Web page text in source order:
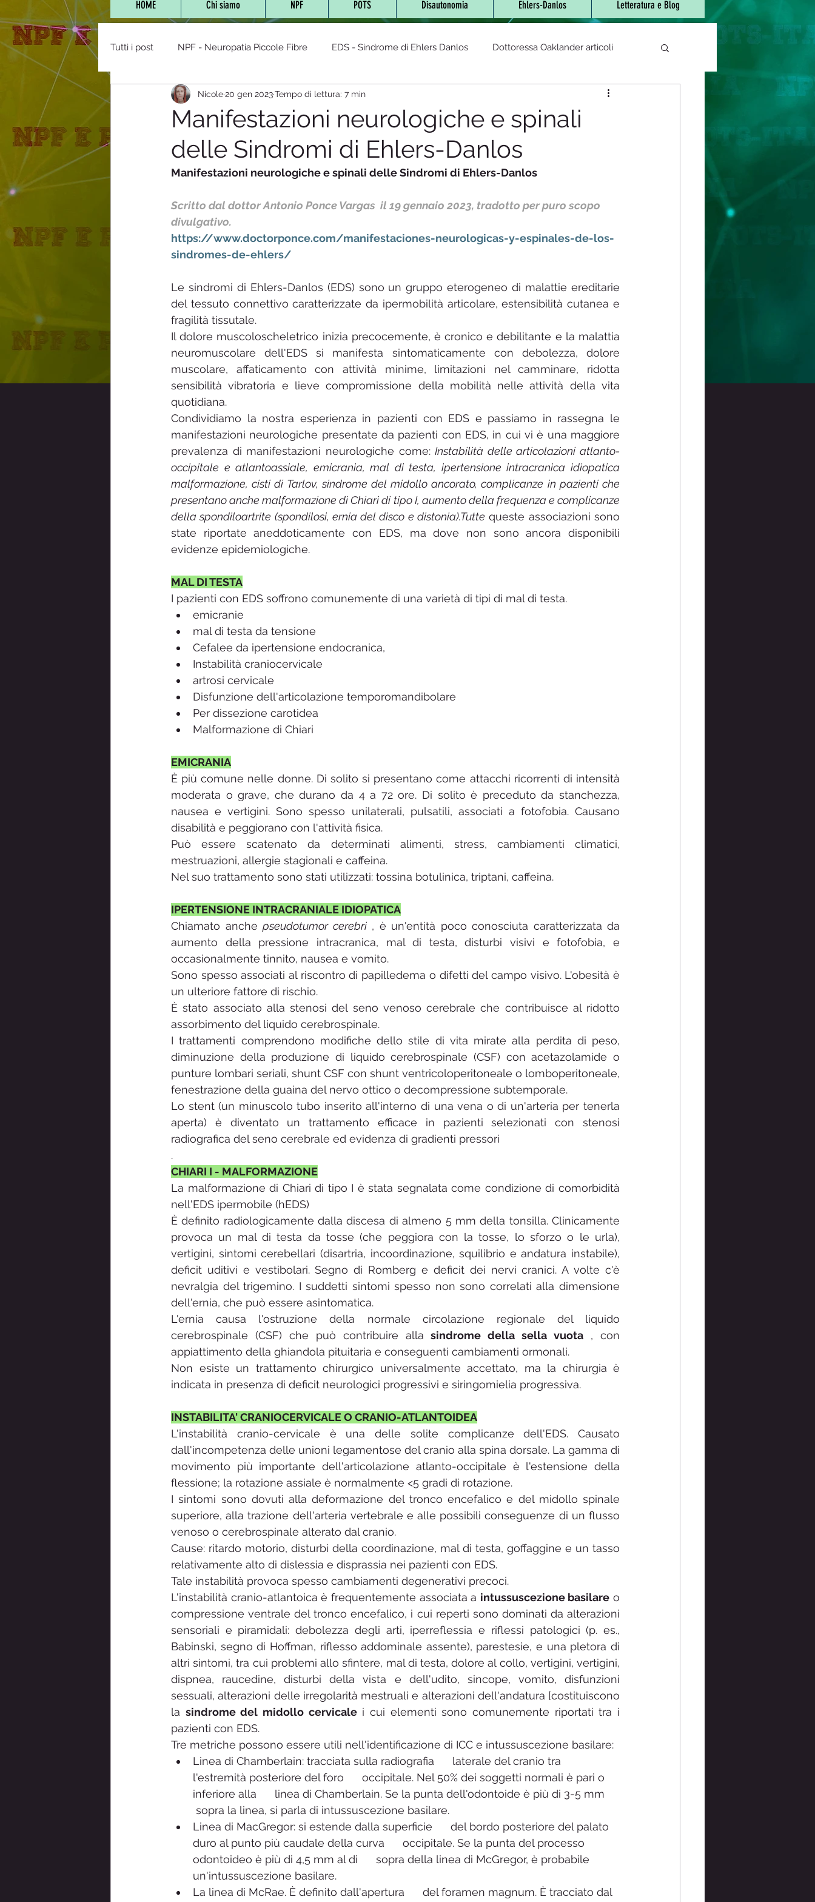
HOME Chi siamo NPF POTS Disautonomia Ehlers-Danlos Letteratura e Blog
Tutti i post NPF - Neuropatia Piccole Fibre EDS - Sindrome di Ehlers Danlos Dottoressa Oaklander articoli
Vaccini,farmaci e NPF POTS - Sindrome da Tachicardia post
NPF e Bambini Stanchezza cronica Lyme (Neuro Borreliosi) Glutine Sindrome bocca urente
mitocondriopatie Staff LES-Lupus eritematoso sistemico Diabete Cannabis terapeutica Covid-19
Sindrome Raynaud Sensibilità chimica multipla MCS MCAS Cistite interstiziale
ainpf- Associazione Italiana Neurop
Manifestazioni neurologiche e spinali
delle Sindromi di Ehlers-Danlos
Nicole20 gen 2023Tempo di lettura: 7 min
Manifestazioni neurologiche e spinali delle Sindromi di Ehlers-Danlos
Scritto dal dottor Antonio Ponce Vargas il 19 gennaio 2023, tradotto per puro scopo
divulgativo.
https://www.doctorponce.com/manifestaciones-neurologicas-y-espinales-de-los-
sindromes-de-ehlers/
Le sindromi di Ehlers-Danlos (EDS) sono un gruppo eterogeneo di malattie ereditarie
del tessuto connettivo caratterizzate da ipermobilità articolare, estensibilità cutanea e
fragilità tissutale.
Il dolore muscoloscheletrico inizia precocemente, è cronico e debilitante e la malattia
neuromuscolare dell'EDS si manifesta sintomaticamente con debolezza, dolore
muscolare, affaticamento con attività minime, limitazioni nel camminare, ridotta
sensibilità vibratoria e lieve compromissione della mobilità nelle attività della vita
quotidiana.
Condividiamo la nostra esperienza in pazienti con EDS e passiamo in rassegna le
manifestazioni neurologiche presentate da pazienti con EDS, in cui vi è una maggiore
prevalenza di manifestazioni neurologiche come: Instabilità delle articolazioni atlanto-
occipitale e atlantoassiale, emicrania, mal di testa, ipertensione intracranica idiopatica
malformazione, cisti di Tarlov, sindrome del midollo ancorato, complicanze in pazienti che
presentano anche malformazione di Chiari di tipo I, aumento della frequenza e complicanze
della spondiloartrite (spondilosi, ernia del disco e distonia).Tutte queste associazioni sono
state riportate aneddoticamente con EDS, ma dove non sono ancora disponibili
evidenze epidemiologiche.
MAL DI TESTA
I pazienti con EDS soffrono comunemente di una varietà di tipi di mal di testa.
emicranie
mal di testa da tensione
Cefalee da ipertensione endocranica,
Instabilità craniocervicale
artrosi cervicale
Disfunzione dell'articolazione temporomandibolare
Per dissezione carotidea
Malformazione di Chiari
EMICRANIA
È più comune nelle donne. Di solito si presentano come attacchi ricorrenti di intensità
moderata o grave, che durano da 4 a 72 ore. Di solito è preceduto da stanchezza,
nausea e vertigini. Sono spesso unilaterali, pulsatili, associati a fotofobia. Causano
disabilità e peggiorano con l'attività fisica.
Può essere scatenato da determinati alimenti, stress, cambiamenti climatici,
mestruazioni, allergie stagionali e caffeina.
Nel suo trattamento sono stati utilizzati: tossina botulinica, triptani, caffeina.
IPERTENSIONE INTRACRANIALE IDIOPATICA
Chiamato anche pseudotumor cerebri , è un'entità poco conosciuta caratterizzata da
aumento della pressione intracranica, mal di testa, disturbi visivi e fotofobia, e
occasionalmente tinnito, nausea e vomito.
Sono spesso associati al riscontro di papilledema o difetti del campo visivo. L'obesità è
un ulteriore fattore di rischio.
È stato associato alla stenosi del seno venoso cerebrale che contribuisce al ridotto
assorbimento del liquido cerebrospinale.
I trattamenti comprendono modifiche dello stile di vita mirate alla perdita di peso,
diminuzione della produzione di liquido cerebrospinale (CSF) con acetazolamide o
punture lombari seriali, shunt CSF con shunt ventricoloperitoneale o lomboperitoneale,
fenestrazione della guaina del nervo ottico o decompressione subtemporale.
Lo stent (un minuscolo tubo inserito all'interno di una vena o di un'arteria per tenerla
aperta) è diventato un trattamento efficace in pazienti selezionati con stenosi
radiografica del seno cerebrale ed evidenza di gradienti pressori
.
CHIARI I - MALFORMAZIONE
La malformazione di Chiari di tipo I è stata segnalata come condizione di comorbidità
nell'EDS ipermobile (hEDS)
È definito radiologicamente dalla discesa di almeno 5 mm della tonsilla. Clinicamente
provoca un mal di testa da tosse (che peggiora con la tosse, lo sforzo o le urla),
vertigini, sintomi cerebellari (disartria, incoordinazione, squilibrio e andatura instabile),
deficit uditivi e vestibolari. Segno di Romberg e deficit dei nervi cranici. A volte c'è
nevralgia del trigemino. I suddetti sintomi spesso non sono correlati alla dimensione
dell'ernia, che può essere asintomatica.
L'ernia causa l'ostruzione della normale circolazione regionale del liquido
cerebrospinale (CSF) che può contribuire alla sindrome della sella vuota , con
appiattimento della ghiandola pituitaria e conseguenti cambiamenti ormonali.
Non esiste un trattamento chirurgico universalmente accettato, ma la chirurgia è
indicata in presenza di deficit neurologici progressivi e siringomielia progressiva.
INSTABILITA' CRANIOCERVICALE O CRANIO-ATLANTOIDEA
L'instabilità cranio-cervicale è una delle solite complicanze dell'EDS. Causato
dall'incompetenza delle unioni legamentose del cranio alla spina dorsale. La gamma di
movimento più importante dell'articolazione atlanto-occipitale è l'estensione della
flessione; la rotazione assiale è normalmente <5 gradi di rotazione.
I sintomi sono dovuti alla deformazione del tronco encefalico e del midollo spinale
superiore, alla trazione dell'arteria vertebrale e alle possibili conseguenze di un flusso
venoso o cerebrospinale alterato dal cranio.
Cause: ritardo motorio, disturbi della coordinazione, mal di testa, goffaggine e un tasso
relativamente alto di dislessia e disprassia nei pazienti con EDS.
Tale instabilità provoca spesso cambiamenti degenerativi precoci.
L'instabilità cranio-atlantoica è frequentemente associata a intussuscezione basilare o
compressione ventrale del tronco encefalico, i cui reperti sono dominati da alterazioni
sensoriali e piramidali: debolezza degli arti, iperreflessia e riflessi patologici (p. es.,
Babinski, segno di Hoffman, riflesso addominale assente), parestesie, e una pletora di
altri sintomi, tra cui problemi allo sfintere, mal di testa, dolore al collo, vertigini, vertigini,
dispnea, raucedine, disturbi della vista e dell'udito, sincope, vomito, disfunzioni
sessuali, alterazioni delle irregolarità mestruali e alterazioni dell'andatura [costituiscono
la sindrome del midollo cervicale i cui elementi sono comunemente riportati tra i
pazienti con EDS.
Tre metriche possono essere utili nell'identificazione di ICC e intussuscezione basilare:
Linea di Chamberlain: tracciata sulla radiografia      laterale del cranio tra
l'estremità posteriore del foro      occipitale. Nel 50% dei soggetti normali è pari o
inferiore alla      linea di Chamberlain. Se la punta dell'odontoide è più di 3-5 mm
sopra la linea, si parla di intussuscezione basilare.
Linea di MacGregor: si estende dalla superficie      del bordo posteriore del palato
duro al punto più caudale della curva      occipitale. Se la punta del processo
odontoideo è più di 4,5 mm al di      sopra della linea di McGregor, è probabile
un'intussuscezione basilare.
La linea di McRae. È definito dall'apertura      del foramen magnum. È tracciato dal